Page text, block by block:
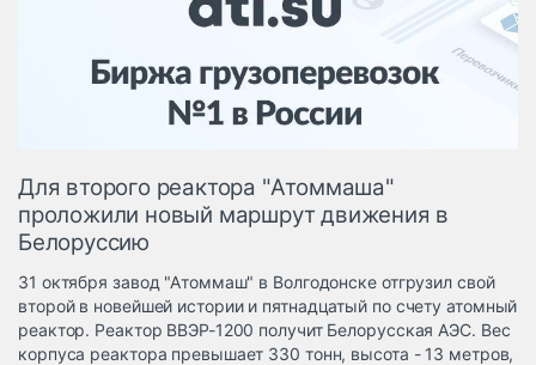
Логистика, грузы
Негабаритные и
опасные грузы
Безопасность и
Таможня и ВЭД
терминалы
Коммерческий
транспорт
Для второго реактора "Атоммаша"
проложили новый маршрут движения в
Белоруссию
31 октября завод "Атоммаш" в Волгодонске отгрузил свой
второй в новейшей истории и пятнадцатый по счету атомный
реактор. Реактор ВВЭР-1200 получит Белорусская АЭС. Вес
корпуса реактора превышает 330 тонн, высота - 13 метров,